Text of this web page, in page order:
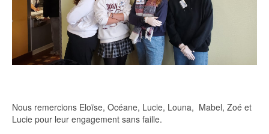
Nous remercions Eloïse, Océane, Lucie, Louna, Mabel, Zoé et
Lucie pour leur engagement sans faille.